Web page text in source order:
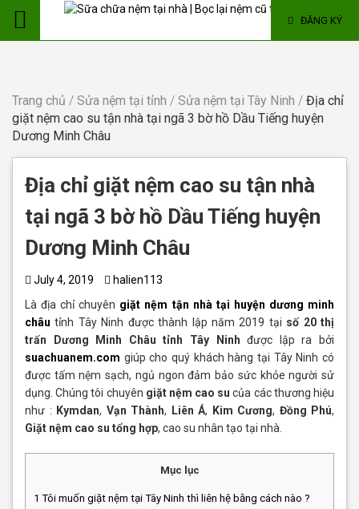
ĐĂNG KÝ
Trang chủ / Sửa nệm tại tỉnh / Sửa nệm tại Tây Ninh / Địa chỉ
giặt nệm cao su tận nhà tại ngã 3 bờ hồ Dầu Tiếng huyện
Dương Minh Châu
Địa chỉ giặt nệm cao su tận nhà
tại ngã 3 bờ hồ Dầu Tiếng huyện
Dương Minh Châu
July 4, 2019
halien113
Là địa chỉ chuyên giặt nệm tận nhà tại huyện dương minh
châu tỉnh Tây Ninh được thành lập năm 2019 tại số 20 thị
trấn Dương Minh Châu tỉnh Tây Ninh được lập ra bởi
suachuanem.com giúp cho quý khách hàng tại Tây Ninh có
được tấm nệm sạch, ngủ ngon đảm bảo sức khỏe người sử
dụng. Chúng tôi chuyên giặt nệm cao su của các thương hiệu
như : Kymdan, Vạn Thành, Liên Á, Kim Cương, Đồng Phú,
Giặt nệm cao su tổng hợp, cao su nhân tạo tại nhà.
Mục lục
1 Tôi muốn giặt nệm tại Tây Ninh thì liên hệ bằng cách nào ?